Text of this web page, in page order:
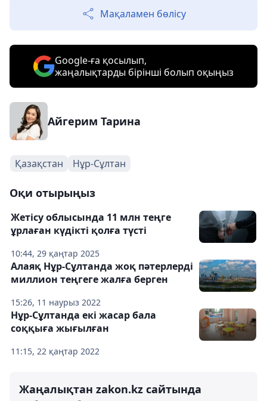
Мақаламен бөлісу
Google-ға қосылып,
жаңалықтарды бірінші болып оқыңыз
Айгерим Тарина
Қазақстан Нұр-Сұлтан
Оқи отырыңыз
10:44, 29 қаңтар 2025
Жетісу облысында 11 млн теңге
ұрлаған күдікті қолға түсті
15:26, 11 наурыз 2022
Алаяқ Нұр-Сұлтанда жоқ пәтерлерді
миллион теңгеге жалға берген
11:15, 22 қаңтар 2022
Нұр-Сұлтанда екі жасар бала
соққыға жығылған
Жаңалықтан zakon.kz сайтында